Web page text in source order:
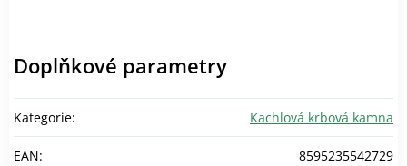
Doplňkové parametry
Kategorie: Kachlová krbová kamna
EAN: 8595235542729